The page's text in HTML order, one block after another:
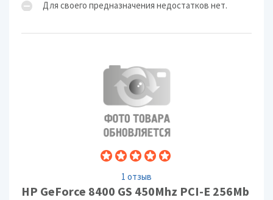
Для своего предназначения недостатков нет.
1 отзыв
HP GeForce 8400 GS 450Mhz PCI-E 256Mb